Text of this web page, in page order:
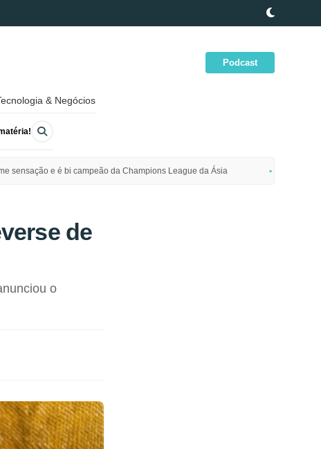
Podcast
& Negócios
sensação e é bi campeão da Champions League da Ásia
de
o